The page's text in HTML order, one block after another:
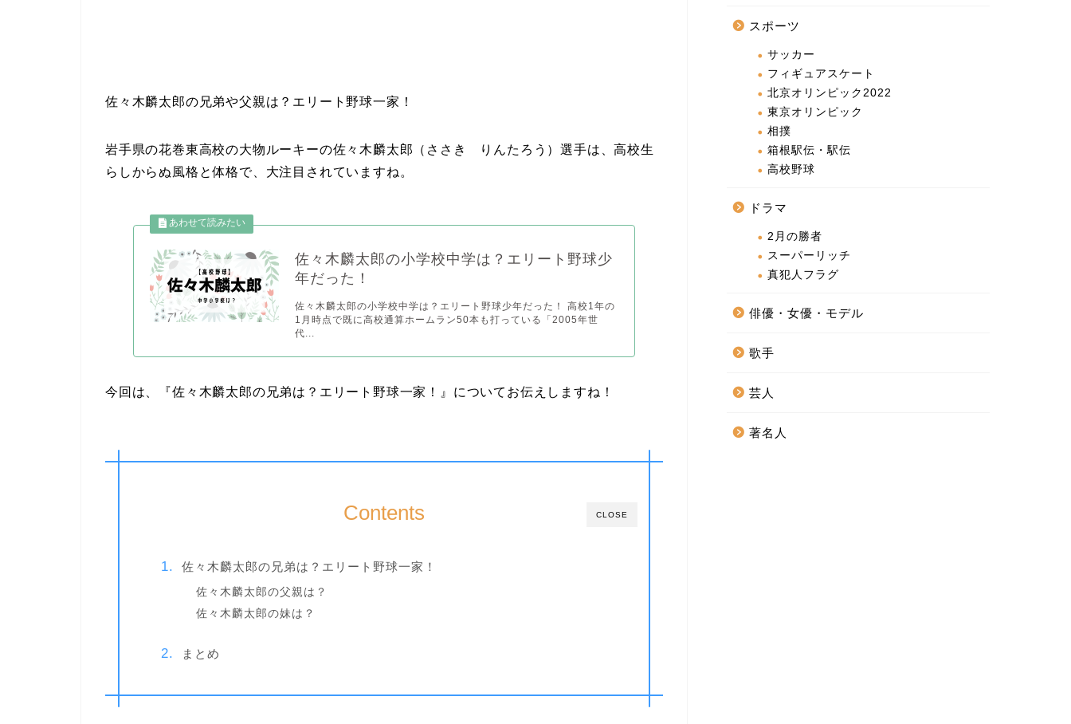
佐々木麟太郎の兄弟や父親は？エリート野球一家！
岩手県の花巻東高校の大物ルーキーの佐々木麟太郎（ささき りんたろう）選手は、高校生
らしからぬ風格と体格で、大注目されていますね。
佐々木麟太郎の小学校中学は？エリート野球少
年だった！
佐々木麟太郎の小学校中学は？エリート野球少年だった！ 高校1年の
1月時点で既に高校通算ホームラン50本も打っている「2005年世
代...
今回は、『佐々木麟太郎の兄弟は？エリート野球一家！』についてお伝えしますね！
CLOSE
Contents
佐々木麟太郎の兄弟は？エリート野球一家！
佐々木麟太郎の父親は？
佐々木麟太郎の妹は？
まとめ
スポーツ
サッカー
フィギュアスケート
北京オリンピック2022
東京オリンピック
相撲
箱根駅伝・駅伝
高校野球
ドラマ
2月の勝者
スーパーリッチ
真犯人フラグ
俳優・女優・モデル
歌手
芸人
著名人